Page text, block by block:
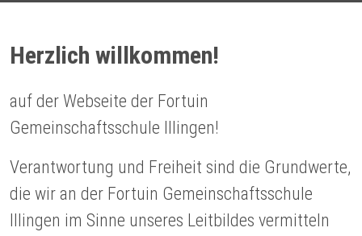
Herzlich willkommen!
auf der Webseite der Fortuin
Gemeinschaftsschule Illingen!
Verantwortung und Freiheit sind die Grundwerte,
die wir an der Fortuin Gemeinschaftsschule
Illingen im Sinne unseres Leitbildes vermitteln